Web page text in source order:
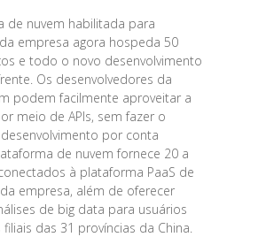
de nuvem habilitada para
empresa agora hospeda 50
e todo o novo desenvolvimento
Os desenvolvedores da
podem facilmente aproveitar a
meio de APIs, sem fazer o
por conta
de nuvem fornece 20 a
à plataforma PaaS de
empresa, além de oferecer
de big data para usuários
das 31 províncias da China.